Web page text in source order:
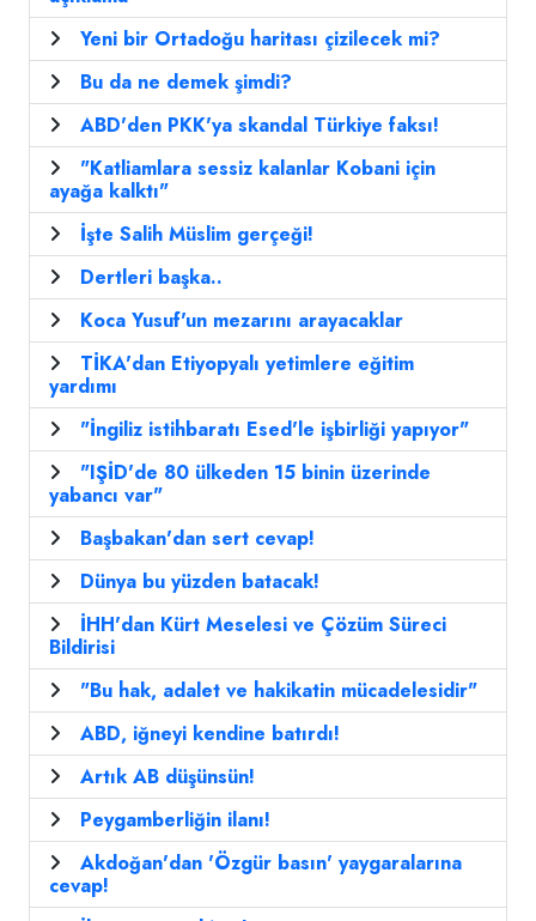
Yeni bir Ortadoğu haritası çizilecek mi?
Bu da ne demek şimdi?
ABD'den PKK'ya skandal Türkiye faksı!
"Katliamlara sessiz kalanlar Kobani için
ayağa kalktı"
İşte Salih Müslim gerçeği!
Dertleri başka..
Koca Yusuf'un mezarını arayacaklar
TİKA'dan Etiyopyalı yetimlere eğitim
yardımı
"İngiliz istihbaratı Esed'le işbirliği yapıyor"
"IŞİD'de 80 ülkeden 15 binin üzerinde
yabancı var"
Başbakan'dan sert cevap!
Dünya bu yüzden batacak!
İHH'dan Kürt Meselesi ve Çözüm Süreci
Bildirisi
"Bu hak, adalet ve hakikatin mücadelesidir"
ABD, iğneyi kendine batırdı!
Artık AB düşünsün!
Peygamberliğin ilanı!
Akdoğan'dan 'Özgür basın' yaygaralarına
cevap!